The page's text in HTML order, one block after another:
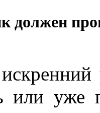
должен
или уже